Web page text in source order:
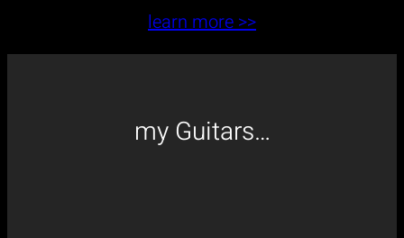
learn more >>
my Guitars…